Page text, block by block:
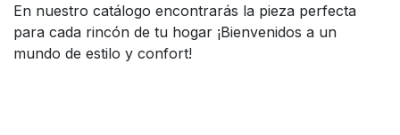
En nuestro catálogo encontrarás la pieza perfecta
para cada rincón de tu hogar ¡Bienvenidos a un
mundo de estilo y confort!